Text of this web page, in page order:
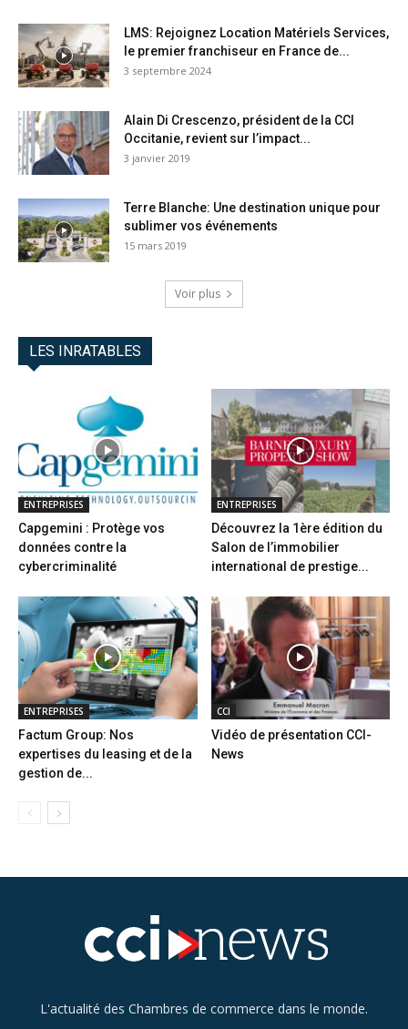
LMS: Rejoignez Location Matériels Services,
le premier franchiseur en France de...
3 septembre 2024
Alain Di Crescenzo, président de la CCI
Occitanie, revient sur l’impact...
3 janvier 2019
Terre Blanche: Une destination unique pour
sublimer vos événements
15 mars 2019
Voir plus
LES INRATABLES
ENTREPRISES
Capgemini : Protège vos
données contre la
cybercriminalité
ENTREPRISES
Découvrez la 1ère édition du
Salon de l’immobilier
international de prestige...
ENTREPRISES
Factum Group: Nos
expertises du leasing et de la
gestion de...
CCI
Vidéo de présentation CCI-
News
L'actualité des Chambres de commerce dans le monde.